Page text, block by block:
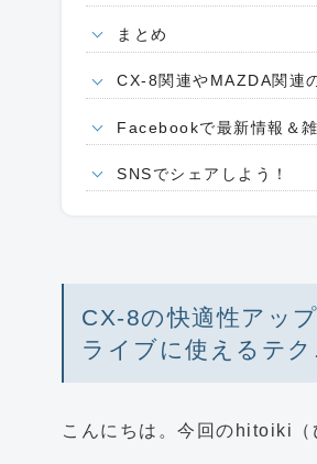
まとめ
CX-8関連やMAZDA関連
Facebookで最新情報＆雑
SNSでシェアしよう！
CX-8の快適性アッ
ライブに使えるテ
こんにちは。今回のhitoiki